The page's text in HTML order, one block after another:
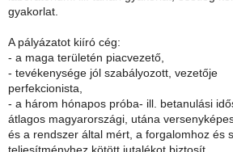
gyakorlat.
A pályázatot kiíró cég:
- a maga területén piacvezető,
- tevékenysége jól szabályozott, vezetője
perfekcionista,
- a három hónapos próba- ill. betanulási
átlagos magyarországi, utána
és a rendszer által mért, a forgalomhoz és